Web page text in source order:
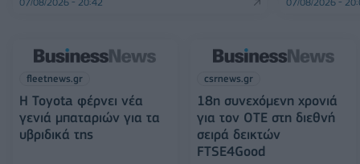
fleetnews.gr
Η Toyota φέρνει νέα
γενιά μπαταριών για τα
υβριδικά της
csrnews.gr
18η συνεχόμενη χρονιά
για τον ΟΤΕ στη διεθνή
σειρά δεικτών
FTSE4Good